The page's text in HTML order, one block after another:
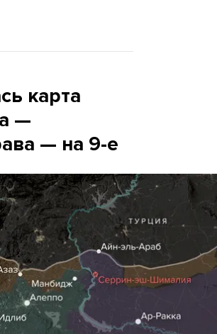
карта
—
— на 9-е